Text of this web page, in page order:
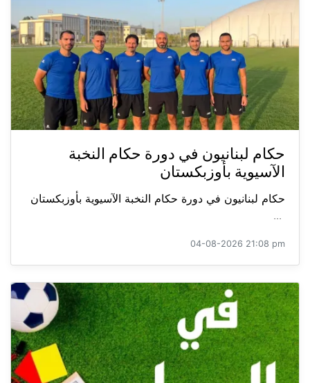
حكام لبنانيون في دورة حكام النخبة
الآسيوية بأوزبكستان
حكام لبنانيون في دورة حكام النخبة الآسيوية بأوزبكستان
...
04-08-2026 21:08 pm